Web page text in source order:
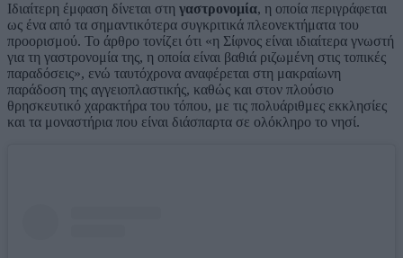
Ιδιαίτερη έμφαση δίνεται στη γαστρονομία, η οποία περιγράφεται
ως ένα από τα σημαντικότερα συγκριτικά πλεονεκτήματα του
προορισμού. Το άρθρο τονίζει ότι «η Σίφνος είναι ιδιαίτερα γνωστή
για τη γαστρονομία της, η οποία είναι βαθιά ριζωμένη στις τοπικές
παραδόσεις», ενώ ταυτόχρονα αναφέρεται στη μακραίωνη
παράδοση της αγγειοπλαστικής, καθώς και στον πλούσιο
θρησκευτικό χαρακτήρα του τόπου, με τις πολυάριθμες εκκλησίες
και τα μοναστήρια που είναι διάσπαρτα σε ολόκληρο το νησί.